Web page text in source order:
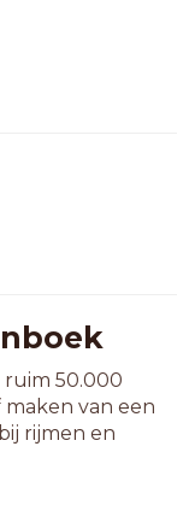
50.000
van een
rijmen en